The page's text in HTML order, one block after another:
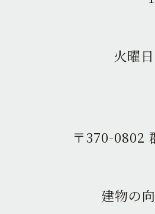
火曜
〒370-0802
建物の